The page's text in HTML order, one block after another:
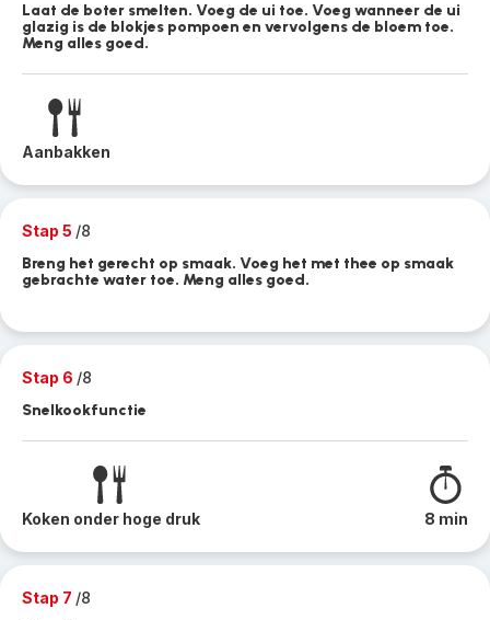
Laat de boter smelten. Voeg de ui toe. Voeg wanneer de ui
glazig is de blokjes pompoen en vervolgens de bloem toe.
Meng alles goed.
Aanbakken
Stap 5 /8
Breng het gerecht op smaak. Voeg het met thee op smaak
gebrachte water toe. Meng alles goed.
Stap 6 /8
Snelkookfunctie
Koken onder hoge druk 8 min
Stap 7 /8